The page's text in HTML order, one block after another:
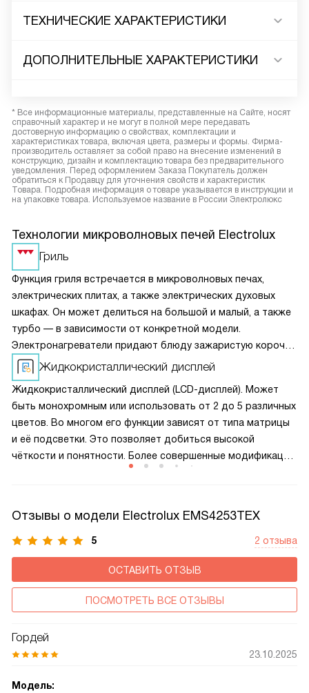
ТЕХНИЧЕСКИЕ ХАРАКТЕРИСТИКИ
ДОПОЛНИТЕЛЬНЫЕ ХАРАКТЕРИСТИКИ
* Все информационные материалы, представленные на Сайте, носят
справочный характер и не могут в полной мере передавать
достоверную информацию о свойствах, комплектации и
характеристиках товара, включая цвета, размеры и формы. Фирма-
производитель оставляет за собой право на внесение изменений в
конструкцию, дизайн и комплектацию товара без предварительного
уведомления. Перед оформлением Заказа Покупатель должен
обратиться к Продавцу для уточнения свойств и характеристик
Товара. Подробная информация о товаре указывается в инструкции и
на упаковке товара. Используемое название в России Электролюкс
Технологии микроволновых печей Electrolux
Гриль
Функция гриля встречается в микроволновых печах,
электрических плитах, а также электрических духовых
шкафах. Он может делиться на большой и малый, а также
турбо — в зависимости от конкретной модели.
Электронагреватели придают блюду зажаристую корочку,
благодаря чему она становится хрустящей.
Прожаривание пищи осуществляется быстрее.
Жидкокристаллический дисплей
Жидкокристаллический дисплей (LCD-дисплей). Может
быть монохромным или использовать от 2 до 5 различных
цветов. Во многом его функции зависят от типа матрицы
и её подсветки. Это позволяет добиться высокой
чёткости и понятности. Более совершенные модификации
Отзывы о модели Electrolux EMS4253TEX
5 2 отзыва
ОСТАВИТЬ ОТЗЫВ
ПОСМОТРЕТЬ ВСЕ ОТЗЫВЫ
Гордей
23.10.2025
Модель: